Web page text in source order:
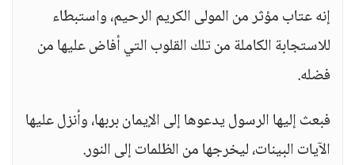
إنه عتاب مؤثر من المولى الكريم الرحيم، واستبطاء
للاستجابة الكاملة من تلك القلوب التي أفاض عليها من
فضله.
فبعث إليها الرسول يدعوها إلى الإيمان بربها، وأنزل عليها
الآيات البينات، ليخرجها من الظلمات إلى النور.